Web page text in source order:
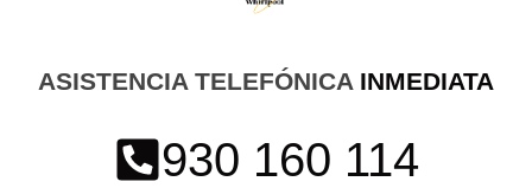
ASISTENCIA TELEFÓNICA INMEDIATA
930 160 114